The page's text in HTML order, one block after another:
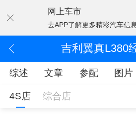
网上车市
去APP了解更多精彩汽车信息
吉利翼真L380
综述 文章 参配 图片
4S店 综合店